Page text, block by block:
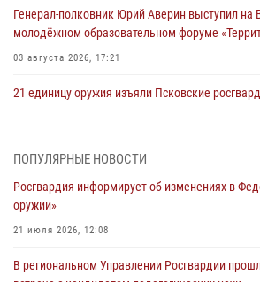
Генерал-полковник Юрий Аверин выступил на
молодёжном образовательном форуме
03 августа 2026, 17:21
21 единицу оружия изъяли Псковские
Росгвардейцы принимают участие в
02 августа 2026, 13:28
За минувшие сутки Псковские росгвардейцы
31 июля 2026, 13:53
ПОПУЛЯРНЫЕ НОВОСТИ
Росгвардия информирует об изменениях в
оружии»
21 июля 2026, 12:08
В региональном Управлении Росгвардии